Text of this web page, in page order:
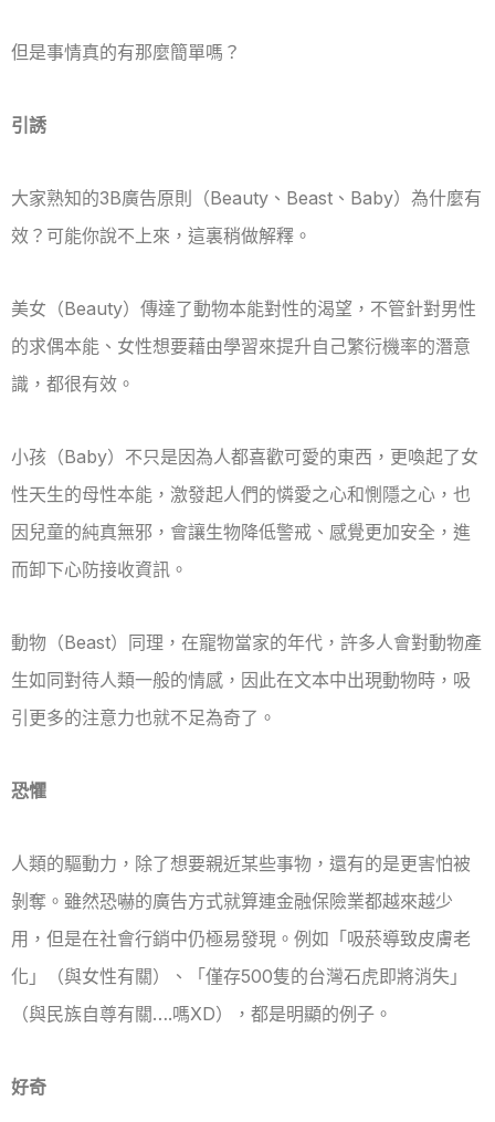
但是事情真的有那麼簡單嗎？
引誘
大家熟知的3B廣告原則（Beauty、Beast、Baby）為什麼有
效？可能你說不上來，這裏稍做解釋。
美女（Beauty）傳達了動物本能對性的渴望，不管針對男性
的求偶本能、女性想要藉由學習來提升自己繁衍機率的潛意
識，都很有效。
小孩（Baby）不只是因為人都喜歡可愛的東西，更喚起了女
性天生的母性本能，激發起人們的憐愛之心和惻隱之心，也
因兒童的純真無邪，會讓生物降低警戒、感覺更加安全，進
而卸下心防接收資訊。
動物（Beast）同理，在寵物當家的年代，許多人會對動物產
生如同對待人類一般的情感，因此在文本中出現動物時，吸
引更多的注意力也就不足為奇了。
恐懼
人類的驅動力，除了想要親近某些事物，還有的是更害怕被
剝奪。雖然恐嚇的廣告方式就算連金融保險業都越來越少
用，但是在社會行銷中仍極易發現。例如「吸菸導致皮膚老
化」（與女性有關）、「僅存500隻的台灣石虎即將消失」
（與民族自尊有關….嗎XD），都是明顯的例子。
好奇